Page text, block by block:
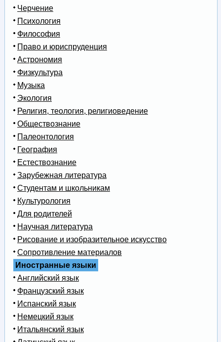
Черчение
Психология
Философия
Право и юриспруденция
Астрономия
Физкультура
Музыка
Экология
Религия, теология, религиоведение
Обществознание
Палеонтология
География
Естествознание
Зарубежная литература
Студентам и школьникам
Культурология
Для родителей
Научная литература
Рисование и изобразительное искусство
Сопротивление материалов
Иностранные языки
Английский язык
Французский язык
Испанский язык
Немецкий язык
Итальянский язык